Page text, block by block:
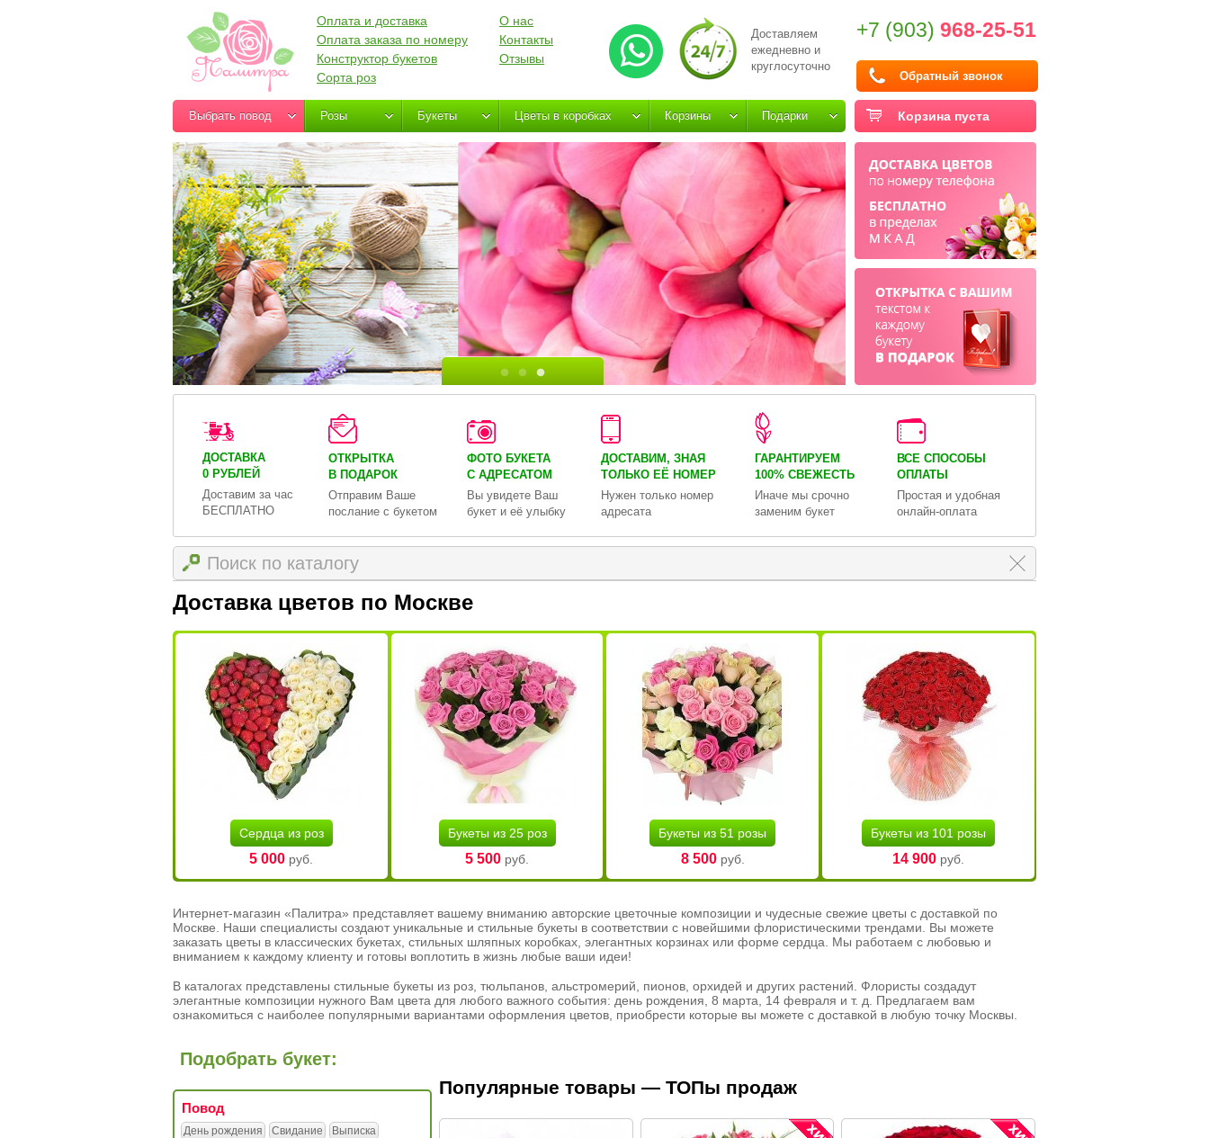
Доставляем
ежедневно и
круглосуточно
+7 (903) 968-25-51
Обратный звонок
Оплата и доставка
Оплата заказа по номеру
Конструктор букетов
Сорта роз
О нас
Контакты
Отзывы
Корзина пуста
Выбрать повод Розы Букеты Цветы в коробках Корзины Подарки
ДОСТАВКА
0 РУБЛЕЙ
Доставим за час
БЕСПЛАТНО
ОТКРЫТКА
В ПОДАРОК
Отправим Ваше
послание с букетом
ФОТО БУКЕТА
С АДРЕСАТОМ
Вы увидете Ваш
букет и её улыбку
ДОСТАВИМ, ЗНАЯ
ТОЛЬКО ЕЁ НОМЕР
Нужен только номер
адресата
ГАРАНТИРУЕМ
100% СВЕЖЕСТЬ
Иначе мы срочно
заменим букет
ВСЕ СПОСОБЫ
ОПЛАТЫ
Простая и удобная
онлайн-оплата
Доставка цветов по Москве
Сердца из роз
5 000 руб.
Букеты из 25 роз
5 500 руб.
Букеты из 51 розы
8 500руб.
Букеты из 101 розы
14 900руб.
Интернет-магазин «Палитра» представляет вашему вниманию авторские цветочные композиции и чудесные свежие цветы с доставкой по
Москве. Наши специалисты создают уникальные и стильные букеты в соответствии с новейшими флористическими трендами. Вы можете
заказать цветы в классических букетах, стильных шляпных коробках, элегантных корзинах или форме сердца. Мы работаем с любовью и
вниманием к каждому клиенту и готовы воплотить в жизнь любые ваши идеи!
В каталогах представлены стильные букеты из роз, тюльпанов, альстромерий, пионов, орхидей и других растений. Флористы создадут
элегантные композиции нужного Вам цвета для любого важного события: день рождения, 8 марта, 14 февраля и т. д. Предлагаем вам
ознакомиться с наиболее популярными вариантами оформления цветов, приобрести которые вы можете с доставкой в любую точку Москвы.
Подобрать букет:
Повод
День рождения Свидание
Выписка
Популярные товары — ТОПы продаж